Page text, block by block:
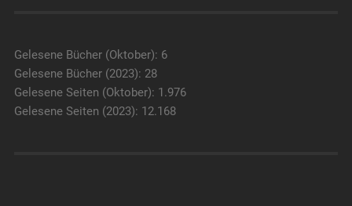
Gelesene Bücher (Oktober): 6
Gelesene Bücher (2023): 28
Gelesene Seiten (Oktober): 1.976
Gelesene Seiten (2023): 12.168